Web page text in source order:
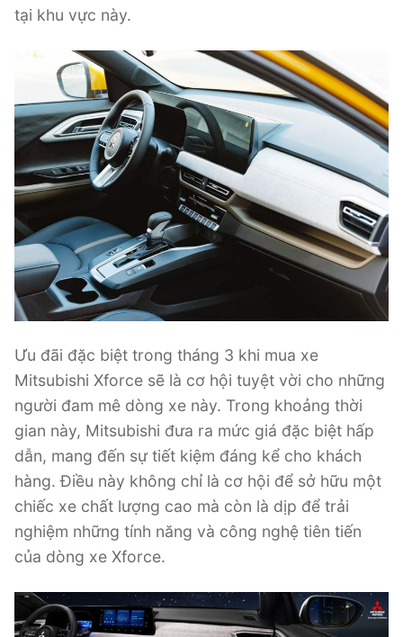
tại khu vực này.
Ưu đãi đặc biệt trong tháng 3 khi mua xe
Mitsubishi Xforce sẽ là cơ hội tuyệt vời cho những
người đam mê dòng xe này. Trong khoảng thời
gian này, Mitsubishi đưa ra mức giá đặc biệt hấp
dẫn, mang đến sự tiết kiệm đáng kể cho khách
hàng. Điều này không chỉ là cơ hội để sở hữu một
chiếc xe chất lượng cao mà còn là dịp để trải
nghiệm những tính năng và công nghệ tiên tiến
của dòng xe Xforce.